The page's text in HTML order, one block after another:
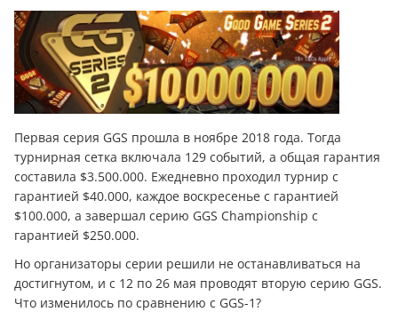
Первая серия GGS прошла в ноябре 2018 года. Тогда
турнирная сетка включала 129 событий, а общая гарантия
составила $3.500.000. Ежедневно проходил турнир с
гарантией $40.000, каждое воскресенье с гарантией
$100.000, а завершал серию GGS Championship c
гарантией $250.000.
Но организаторы серии решили не останавливаться на
достигнутом, и с 12 по 26 мая проводят вторую серию GGS.
Что изменилось по сравнению с GGS-1?